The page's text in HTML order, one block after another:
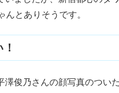
とありそうです。
澤俊乃さんの顔写真のつい